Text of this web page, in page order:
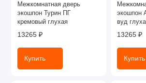
Межкомнатная дверь
экошпон Турин ПГ
кремовый глухая
13265 ₽
Купить
экошпон
вуд
13265 ₽
Купить